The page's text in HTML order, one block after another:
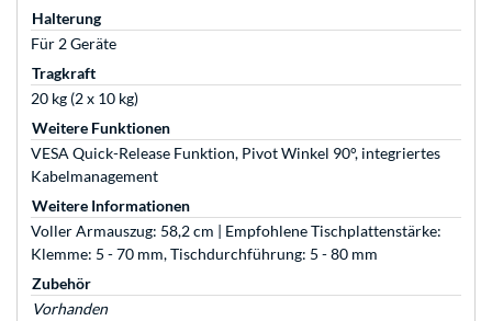
Halterung
Für 2 Geräte
Tragkraft
20 kg (2 x 10 kg)
Weitere Funktionen
VESA Quick-Release Funktion, Pivot Winkel 90°, integriertes
Kabelmanagement
Weitere Informationen
Voller Armauszug: 58,2 cm | Empfohlene Tischplattenstärke:
Klemme: 5 - 70 mm, Tischdurchführung: 5 - 80 mm
Zubehör
Vorhanden